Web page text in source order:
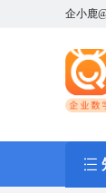
企小鹿